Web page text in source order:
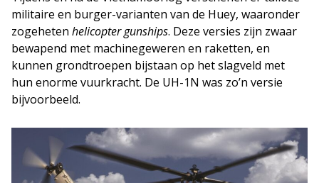
militaire en burger-varianten van de Huey, waaronder
zogeheten helicopter gunships. Deze versies zijn zwaar
bewapend met machinegeweren en raketten, en
kunnen grondtroepen bijstaan op het slagveld met
hun enorme vuurkracht. De UH-1N was zo’n versie
bijvoorbeeld.